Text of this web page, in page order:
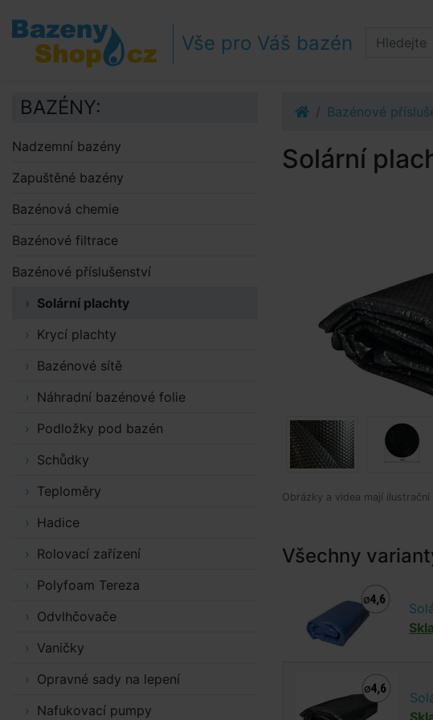
Přejít na obsah
Přejít k postrannímu sloupci
Klávesové zkratky
Vše pro Váš bazén
Bazénové
Solární
Obrázky a videa mají ilustrační
Všechny
BAZÉNY:
Nadzemní bazény
Zapuštěné bazény
Bazénová chemie
Bazénové filtrace
Bazénové příslušenství
Solární plachty
Krycí plachty
Bazénové sítě
Náhradní bazénové folie
Podložky pod bazén
Schůdky
Teploměry
Hadice
Rolovací zařízení
Polyfoam Tereza
Odvlhčovače
Vaničky
Opravné sady na lepení
Nafukovací pumpy